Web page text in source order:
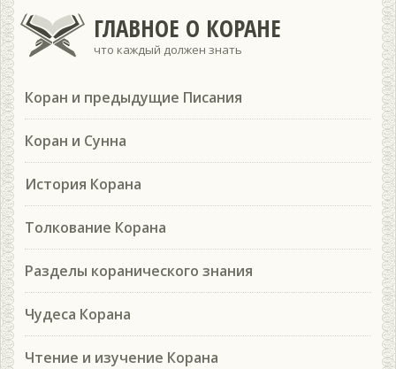
ГЛАВНОЕ О КОРАНЕ
что каждый должен знать
Коран и предыдущие Писания
Коран и Сунна
История Корана
Толкование Корана
Разделы коранического знания
Чудеса Корана
Чтение и изучение Корана